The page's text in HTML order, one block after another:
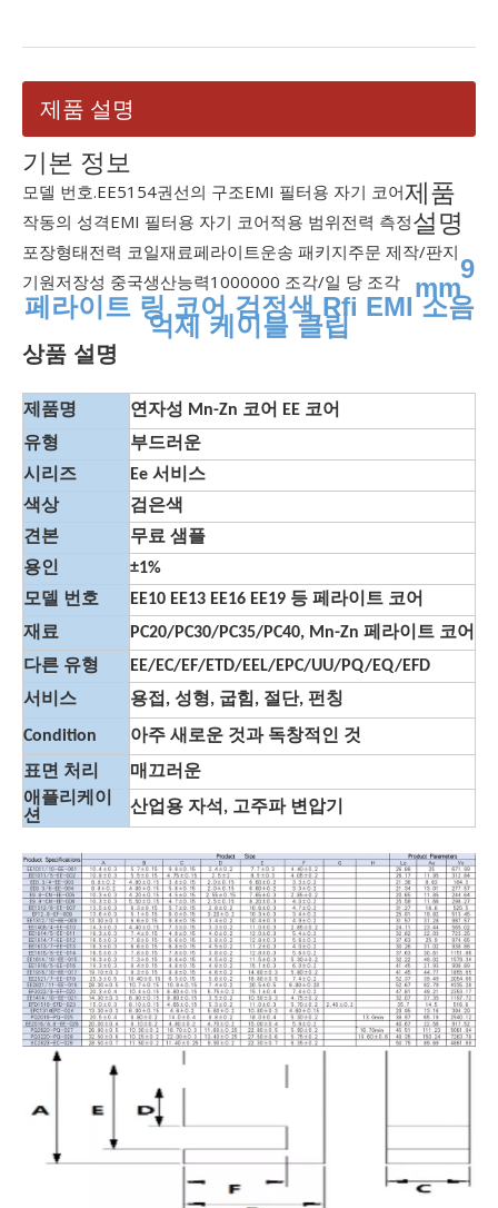
제품 설명
기본 정보
모델 번호.EE5154권선의 구조EMI 필터용 자기 코어
작동의 성격EMI 필터용 자기 코어적용 범위전력 측정
포장형태전력 코일재료페라이트운송 패키지주문 제작/판지
기원저장성 중국생산능력1000000 조각/일 당 조각
제품
설명
9
mm
페라이트 링 코어 검정색 Rfi EMI 소음
억제 케이블 클립
상품 설명
제품명
연자성 Mn-Zn 코어 EE 코어
유형
부드러운
시리즈
Ee 서비스
색상
검은색
견본
무료 샘플
용인
±1%
모델 번호
EE10 EE13 EE16 EE19 등 페라이트 코어
재료
PC20/PC30/PC35/PC40, Mn-Zn 페라이트 코어
다른 유형
EE/EC/EF/ETD/EEL/EPC/UU/PQ/EQ/EFD
서비스
용접, 성형, 굽힘, 절단, 펀칭
Condition
아주 새로운 것과 독창적인 것
표면 처리
매끄러운
애플리케이
션
산업용 자석, 고주파 변압기